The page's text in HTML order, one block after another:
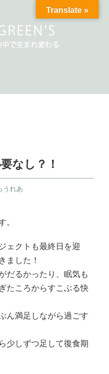
なし？！
うれあ
。
ェクトも最終日を迎
ました！
だるかったり、眠気も
たころからすこぶる快
ん満足しながら過ごす
少しずつ足して復食期
Translate »